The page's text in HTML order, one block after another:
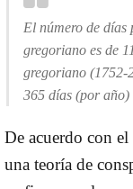
El número de días
gregoriano es de
gregoriano (1752-
365 días (por
De acuerdo con el
una teoría de